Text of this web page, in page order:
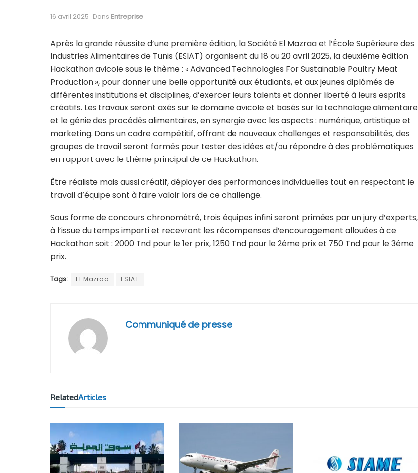
16 avril 2025 Dans Entreprise
Après la grande réussite d’une première édition, la Société El Mazraa et l’École Supérieure des
Industries Alimentaires de Tunis (ESIAT) organisent du 18 ou 20 avril 2025, la deuxième édition
Hackathon avicole sous le thème : « Advanced Technologies For Sustainable Poultry Meat
Production », pour donner une belle opportunité aux étudiants, et aux jeunes diplômés de
différentes institutions et disciplines, d’exercer leurs talents et donner liberté à leurs esprits
créatifs. Les travaux seront axés sur le domaine avicole et basés sur la technologie alimentaire
et le génie des procédés alimentaires, en synergie avec les aspects : numérique, artistique et
marketing. Dans un cadre compétitif, offrant de nouveaux challenges et responsabilités, des
groupes de travail seront formés pour tester des idées et/ou répondre à des problématiques
en rapport avec le thème principal de ce Hackathon.
Être réaliste mais aussi créatif, déployer des performances individuelles tout en respectant le
travail d’équipe sont à faire valoir lors de ce challenge.
Sous forme de concours chronométré, trois équipes infini seront primées par un jury d’experts,
à l’issue du temps imparti et recevront les récompenses d’encouragement allouées à ce
Hackathon soit : 2000 Tnd pour le 1er prix, 1250 Tnd pour le 2éme prix et 750 Tnd pour le 3éme
prix.
Tags: El Mazraa ESIAT
Communiqué de presse
RelatedArticles